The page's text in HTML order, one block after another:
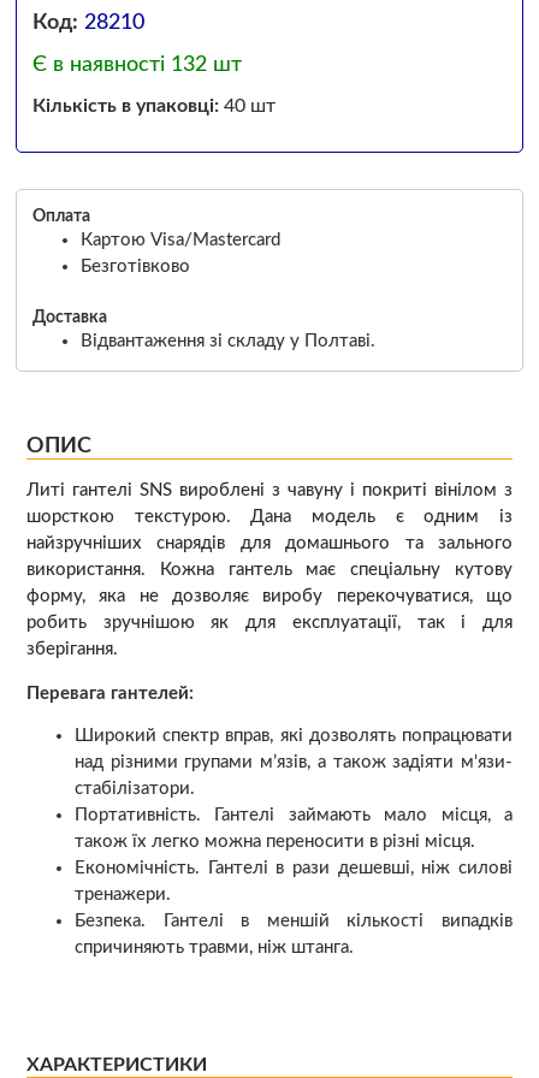
Код: 28210
Є в наявності 132 шт
Кількість в упаковці:40 шт
Оплата
Картою Visa/Mastercard
Безготівково
Доставка
Відвантаження зі складу у Полтаві.
ОПИС
Литі гантелі SNS вироблені з чавуну і покриті вінілом з
шорсткою текстурою. Дана модель є одним із
найзручніших снарядів для домашнього та зального
використання. Кожна гантель має спеціальну кутову
форму, яка не дозволяє виробу перекочуватися, що
робить зручнішою як для експлуатації, так і для
зберігання.
Перевага гантелей:
Широкий спектр вправ, які дозволять попрацювати
над різними групами м’язів, а також задіяти м'язи-
стабілізатори.
Портативність. Гантелі займають мало місця, а
також їх легко можна переносити в різні місця.
Економічність. Гантелі в рази дешевші, ніж силові
тренажери.
Безпека. Гантелі в меншій кількості випадків
спричиняють травми, ніж штанга.
ХАРАКТЕРИСТИКИ